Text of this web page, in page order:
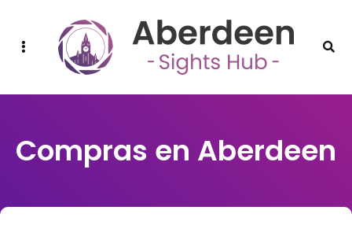
Sidebar
Compras en Aberdeen